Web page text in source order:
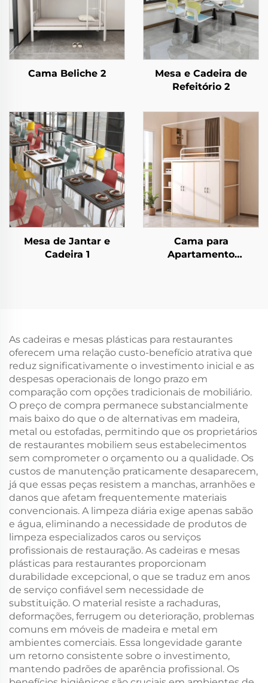
Cama Beliche 2
Mesa e Cadeira de
Refeitório 2
Mesa de Jantar e
Cadeira 1
Cama para
Apartamento
As cadeiras e mesas plásticas para restaurantes
oferecem uma relação custo-benefício atrativa que
reduz significativamente o investimento inicial e as
despesas operacionais de longo prazo em
comparação com opções tradicionais de mobiliário.
O preço de compra permanece substancialmente
mais baixo do que o de alternativas em madeira,
metal ou estofadas, permitindo que os proprietários
de restaurantes mobiliem seus estabelecimentos
sem comprometer o orçamento ou a qualidade. Os
custos de manutenção praticamente desaparecem,
já que essas peças resistem a manchas, arranhões e
danos que afetam frequentemente materiais
convencionais. A limpeza diária exige apenas sabão
e água, eliminando a necessidade de produtos de
limpeza especializados caros ou serviços
profissionais de restauração. As cadeiras e mesas
plásticas para restaurantes proporcionam
durabilidade excepcional, o que se traduz em anos
de serviço confiável sem necessidade de
substituição. O material resiste a rachaduras,
deformações, ferrugem ou deterioração, problemas
comuns em móveis de madeira e metal em
ambientes comerciais. Essa longevidade garante
um retorno consistente sobre o investimento,
mantendo padrões de aparência profissional. Os